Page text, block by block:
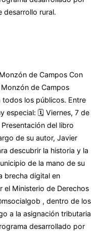
de Campos Con
de Campos
los públicos. Entre
especial: 🗓 Viernes, 7 de
del libro
de su autor, Javier
descubrir la historia y la
de la mano de su
brecha digital en
el Ministerio de Derechos
, dentro de los
a la asignación tributaria
desarrollado por